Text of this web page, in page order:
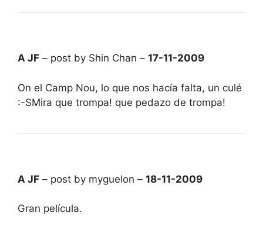
A JF – post by Shin Chan – 17-11-2009
On el Camp Nou, lo que nos hacía falta, un culé
:-SMira que trompa! que pedazo de trompa!
A JF – post by myguelon – 18-11-2009
Gran película.